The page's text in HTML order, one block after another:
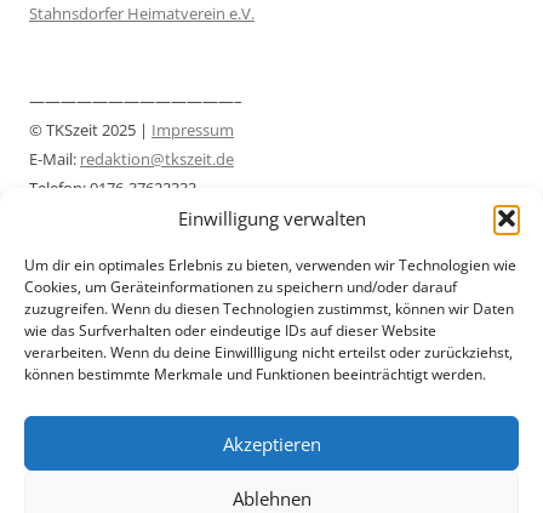
Einwilligung verwalten
Um dir ein optimales Erlebnis zu bieten, verwenden wir Technologien wie
Cookies, um Geräteinformationen zu speichern und/oder darauf
zuzugreifen. Wenn du diesen Technologien zustimmst, können wir Daten
wie das Surfverhalten oder eindeutige IDs auf dieser Website
verarbeiten. Wenn du deine Einwillligung nicht erteilst oder zurückziehst,
können bestimmte Merkmale und Funktionen beeinträchtigt werden.
Akzeptieren
Ablehnen
Stahnsdorfer Heimatverein e.V.
—————————————–
© TKSzeit 2025 | Impressum
E-Mail: redaktion@tkszeit.de
Telefon: 0176-37622333
Datenschutzerklärung